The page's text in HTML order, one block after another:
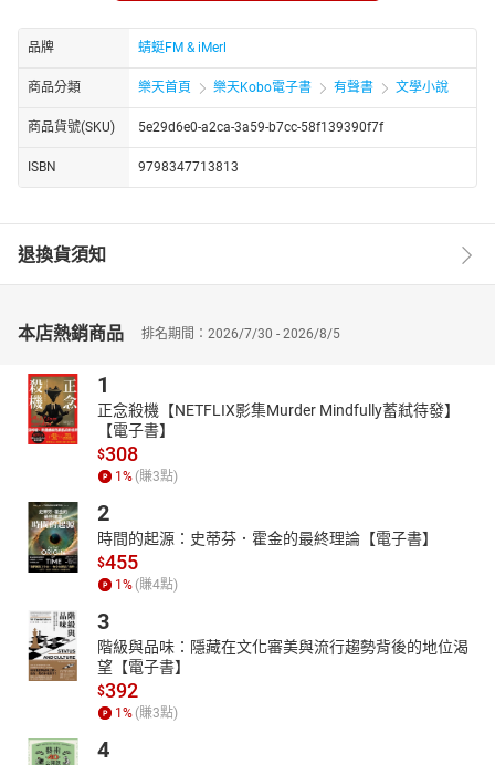
黑修仙。在欢笑与疯狂的背后，隐藏着深沉的黑暗与残酷的修仙之
路。这种反差让故事更加引人入胜，让人在捧腹大笑的同时，又不
禁为角色的命运担忧。
总之，《妖怪使用手册》是一部集搞笑、奇幻、冒险、暗黑、修仙
于一体的有声佳作，绝对值得你一听再听。
https://youtube.com/@tianxiagushi?si=ZstiltPoiwO0g4fT
品牌 蜻蜓FM & iMerl
商品分類 樂天首頁 樂天Kobo電子書 有聲書 文學小說
商品貨號(SKU) 5e29d6e0-a2ca-3a59-b7cc-58f139390f7f
ISBN 9798347713813
退換貨須知
本店熱銷商品 排名期間：2026/7/30 - 2026/8/5
1
正念殺機【NETFLIX影集Murder Mindfully蓄弒待發】
【電子書】
$308
1 % (賺3點)
2
時間的起源：史蒂芬．霍金的最終理論【電子書】
$455
1 % (賺4點)
3
階級與品味：隱藏在文化審美與流行趨勢背後的地位渴
望【電子書】
$392
1 % (賺3點)
4